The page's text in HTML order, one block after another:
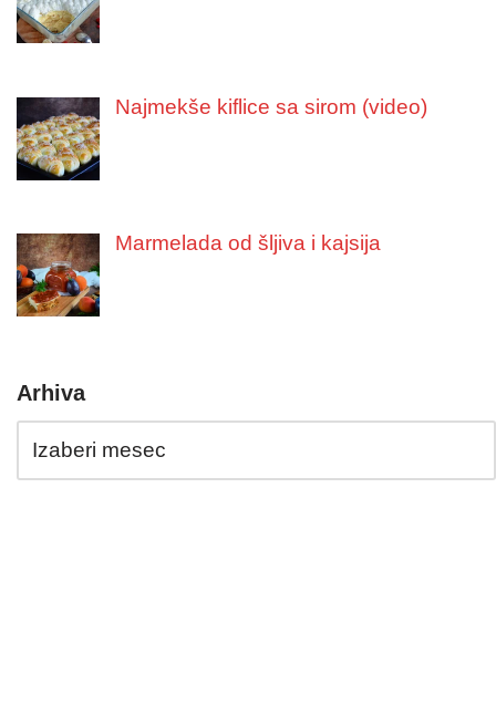
Najmekše kiflice sa sirom (video)
Marmelada od šljiva i kajsija
Arhiva